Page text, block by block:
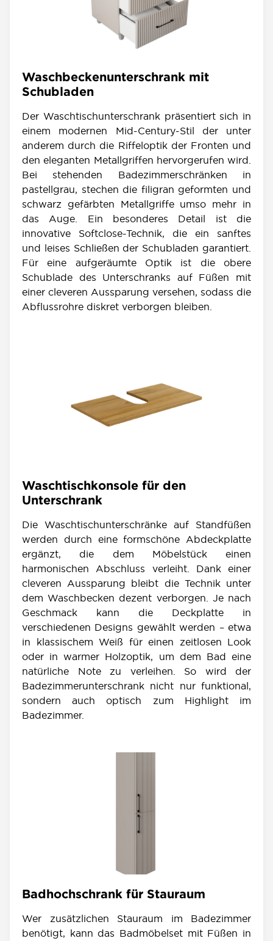
Waschbeckenunterschrank mit
Schubladen
Der Waschtischunterschrank präsentiert sich in
einem modernen Mid-Century-Stil der unter
anderem durch die Riffeloptik der Fronten und
den eleganten Metallgriffen hervorgerufen wird.
Bei stehenden Badezimmerschränken in
pastellgrau, stechen die filigran geformten und
schwarz gefärbten Metallgriffe umso mehr in
das Auge. Ein besonderes Detail ist die
innovative Softclose-Technik, die ein sanftes
und leises Schließen der Schubladen garantiert.
Für eine aufgeräumte Optik ist die obere
Schublade des Unterschranks auf Füßen mit
einer cleveren Aussparung versehen, sodass die
Abflussrohre diskret verborgen bleiben.
Waschtischkonsole für den
Unterschrank
Die Waschtischunterschränke auf Standfüßen
werden durch eine formschöne Abdeckplatte
ergänzt, die dem Möbelstück einen
harmonischen Abschluss verleiht. Dank einer
cleveren Aussparung bleibt die Technik unter
dem Waschbecken dezent verborgen. Je nach
Geschmack kann die Deckplatte in
verschiedenen Designs gewählt werden – etwa
in klassischem Weiß für einen zeitlosen Look
oder in warmer Holzoptik, um dem Bad eine
natürliche Note zu verleihen. So wird der
Badezimmerunterschrank nicht nur funktional,
sondern auch optisch zum Highlight im
Badezimmer.
Badhochschrank für Stauraum
Wer zusätzlichen Stauraum im Badezimmer
benötigt, kann das Badmöbelset mit Füßen in